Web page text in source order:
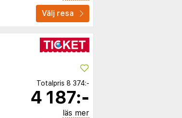
Välj resa
Totalpris 8 374:-
4 187:-
läs mer